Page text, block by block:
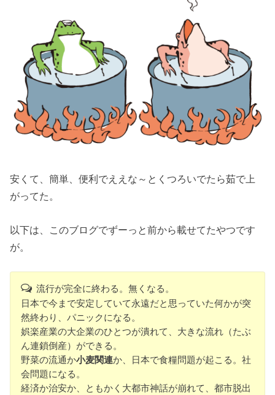
安くて、簡単、便利でええな～とくつろいでたら茹で上
がってた。
以下は、このブログでずーっと前から載せてたやつです
が。
流行が完全に終わる。無くなる。
日本で今まで安定していて永遠だと思っていた何かが突
然終わり、パニックになる。
娯楽産業の大企業のひとつが潰れて、大きな流れ（たぶ
ん連鎖倒産）ができる。
野菜の流通か小麦関連か、日本で食糧問題が起こる。社
会問題になる。
経済か治安か、ともかく大都市神話が崩れて、都市脱出